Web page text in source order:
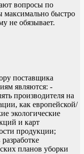
вопросы по
максимально быстро
не обязывает.
поставщика
являются: -
производителя на
как европейской/
экологические
и карт
продукции;
планов уборки